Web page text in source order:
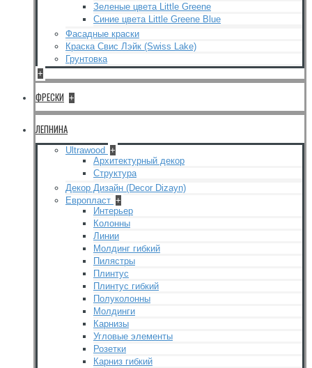
Зеленые цвета Little Greene
Синие цвета Little Greene Blue
Фасадные краски
Краска Свис Лэйк (Swiss Lake)
Грунтовка
+
ФРЕСКИ +
ЛЕПНИНА
Ultrawood +
Архитектурный декор
Структура
Декор Дизайн (Decor Dizayn)
Европласт +
Интерьер
Колонны
Линии
Молдинг гибкий
Пилястры
Плинтус
Плинтус гибкий
Полуколонны
Молдинги
Карнизы
Угловые элементы
Розетки
Карниз гибкий